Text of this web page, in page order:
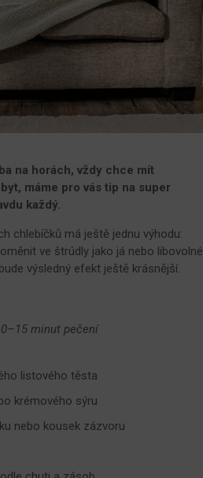
na horách, vždy chce mít
máme pro vás tip na super
každý.
chlebíčků má ještě jednu výhodu:
ve štrúdly jako já nebo libovolné
výsledný efekt ještě krásnější.
minut pečení
listového těsta
krémového sýru
nebo kousek zázvoru